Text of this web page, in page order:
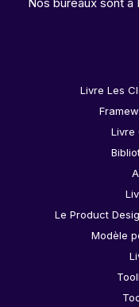
Nos bureaux sont à
Livre Les
Livre
Le Product
Modèle